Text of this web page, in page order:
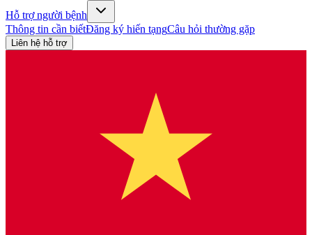
Hỗ trợ người bệnh
Thông tin cần biếtĐăng ký hiến tạngCâu hỏi thường gặp
Liên hệ hỗ trợ